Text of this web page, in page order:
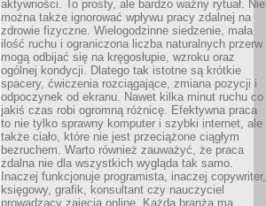
aktywności. To prosty, ale bardzo ważny rytuał. Nie
można także ignorować wpływu pracy zdalnej na
zdrowie fizyczne. Wielogodzinne siedzenie, mała
ilość ruchu i ograniczona liczba naturalnych przerw
mogą odbijać się na kręgosłupie, wzroku oraz
ogólnej kondycji. Dlatego tak istotne są krótkie
spacery, ćwiczenia rozciągające, zmiana pozycji i
odpoczynek od ekranu. Nawet kilka minut ruchu co
jakiś czas robi ogromną różnicę. Efektywna praca
to nie tylko sprawny komputer i szybki internet, ale
także ciało, które nie jest przeciążone ciągłym
bezruchem. Warto również zauważyć, że praca
zdalna nie dla wszystkich wygląda tak samo.
Inaczej funkcjonuje programista, inaczej copywriter,
księgowy, grafik, konsultant czy nauczyciel
prowadzący zajęcia online. Każda branża ma